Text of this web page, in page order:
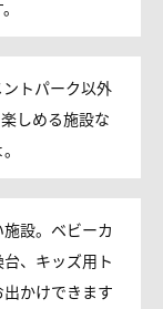
トパーク以外
しめる施設な
設。ベビーカ
、キッズ用ト
かけできます